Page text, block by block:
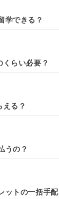
学できる？
らい必要？
る？
うの？
ットの一括手配